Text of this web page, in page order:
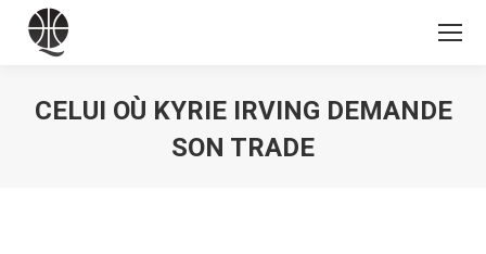
CELUI OÙ KYRIE IRVING DEMANDE
SON TRADE